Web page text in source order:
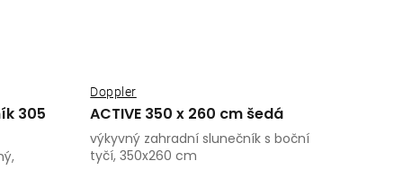
305
ACTIVE 350 x 260 cm šedá
Doppler
výkyvný zahradní slunečník s boční
tyčí, 350x260 cm